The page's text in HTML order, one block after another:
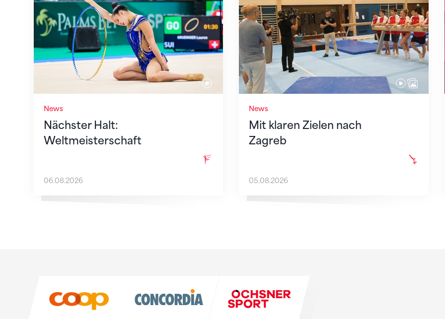
News
Nächster Halt:
Weltmeisterschaft
06.08.2026
News
Mit klaren Zielen nach
Zagreb
05.08.2026